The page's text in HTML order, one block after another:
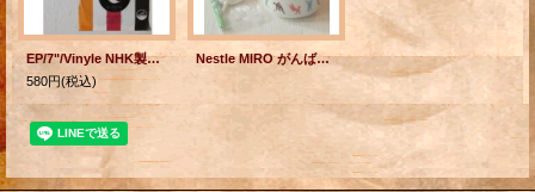
EP/7"/Vinyle NHK製作 『東京五輪音頭/東京音頭』 橋 幸夫・三沢あけみ (1964) Victor
580円(税込)
Nestle MIRO がんばれ! ニッポン! オリンピックマグカップ(1979) 野球スプーン付